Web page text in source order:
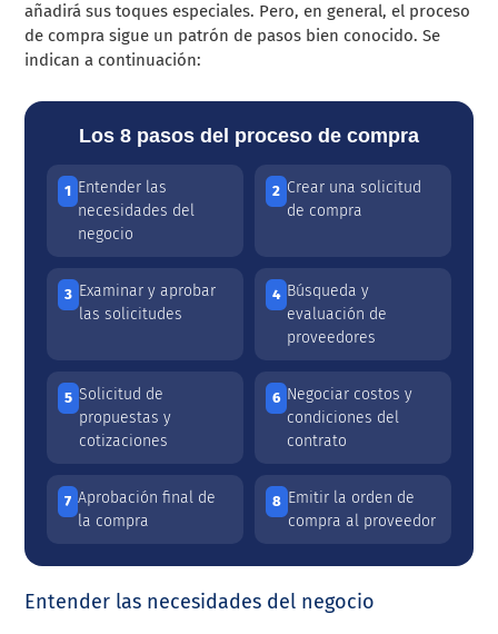
añadirá sus toques especiales. Pero, en general, el proceso
de compra sigue un patrón de pasos bien conocido. Se
indican a continuación:
Los 8 pasos del proceso de compra
1 Entender las
necesidades del
negocio
2 Crear una solicitud
de compra
3 Examinar y aprobar
las solicitudes
4 Búsqueda y
evaluación de
proveedores
5 Solicitud de
propuestas y
cotizaciones
6 Negociar costos y
condiciones del
contrato
7 Aprobación final de
la compra
8 Emitir la orden de
compra al proveedor
Entender las necesidades del negocio